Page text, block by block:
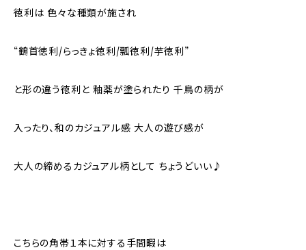
徳利は 色々な種類が施され
“鶴首徳利/らっきょ徳利/瓢徳利/芋徳利”
と形の違う徳利と 釉薬が塗られたり 千鳥の柄が
入ったり、和のカジュアル感 大人の遊び感が
大人の締めるカジュアル柄として ちょうどいい♪
こちらの角帯１本に対する手間暇は